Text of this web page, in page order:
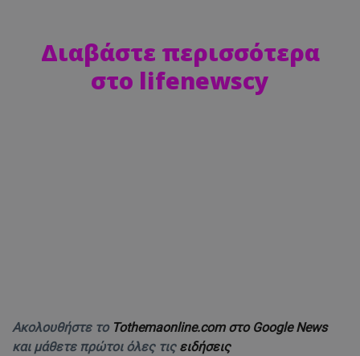
Διαβάστε περισσότερα
στο lifenewscy
Ακολουθήστε το Tothemaonline.com στο Google News
και μάθετε πρώτοι όλες τις ειδήσεις